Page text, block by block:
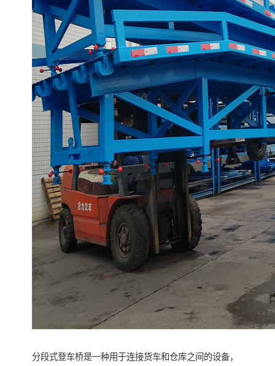
分段式登车桥是一种用于连接货车和仓库之间的设备，